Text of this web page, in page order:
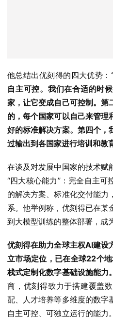
他总结出优刻得的四大优势：
自主可控。我们在合适的时
家，让它变成自己可控制。第
的，每个国家可以自己来管理
好的标准解决方案。第四个，
过输出到各国家进行培训和教
在谈及对发展中国家的技术赋
“四大核心能力”：完全自主
的解决方案、标准化交付能力
系。他举例称，优刻得已在某
到大模型训练的整体部署，成
优刻得在助力全球主权AI建设
立市场定位，已在全球22个
栈式定制化数字基础设施能力
商，优刻得致力于搭建覆盖
配、人才培养等多维度的数字
自主可控、可独立运行的能